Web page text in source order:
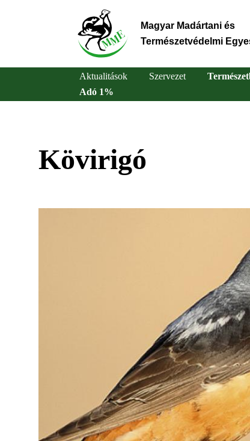
Magyar Madártani és
Természetvédelmi
Main
Aktualitások Szervezet
Adó 1%
Kövirigó